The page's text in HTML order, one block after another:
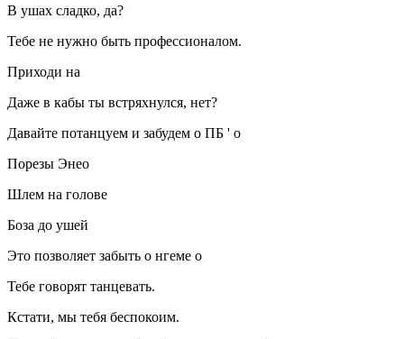
В ушах сладко, да?
Тебе не нужно быть профессионалом.
Приходи на
Даже в кабы ты встряхнулся, нет?
Давайте потанцуем и забудем о ПБ ' о
Порезы Энео
Шлем на голове
Боза до ушей
Это позволяет забыть о нгеме о
Тебе говорят танцевать.
Кстати, мы тебя беспокоим.